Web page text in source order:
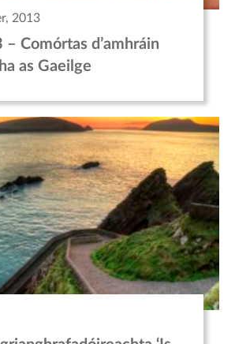
2013
– Comórtas d’amhráin
as Gaeilge